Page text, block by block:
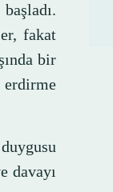
fakat
bir
erdirme
davayı